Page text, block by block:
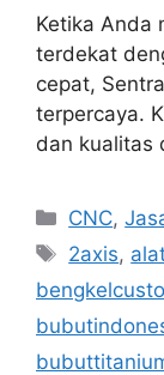
Ketika Anda
terdekat
cepat,
terpercaya.
dan kualitas
CNC,
Tags
2axis,